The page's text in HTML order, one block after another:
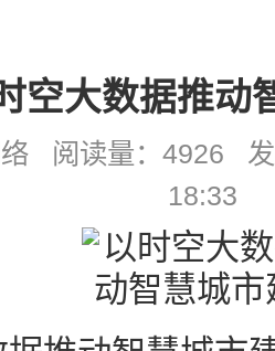
空大数据推动
阅读量：4926
18:33